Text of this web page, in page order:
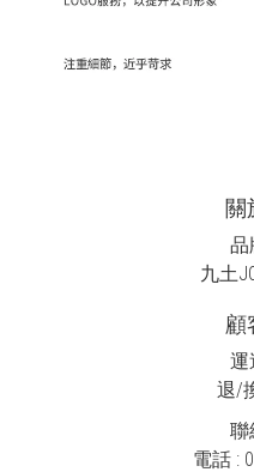
關
品
九土
顧
運
退/
聯
電話 :